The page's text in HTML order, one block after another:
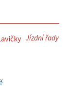
Jízdní řady